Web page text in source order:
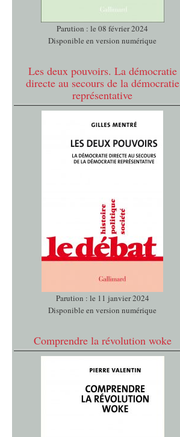
Parution : le 08 février 2024
Disponible en version numérique
Les deux pouvoirs. La démocratie
directe au secours de la démocratie
représentative
Parution : le 11 janvier 2024
Disponible en version numérique
Comprendre la révolution woke